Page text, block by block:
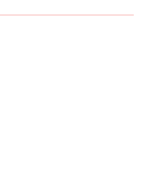
150 x 198 mm（グリルを含む）